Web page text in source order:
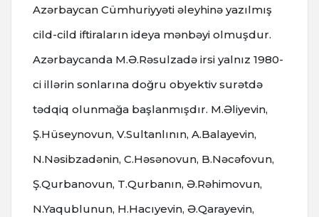
Azərbaycan Cümhuriyyəti əleyhinə yazılmış
cild-cild iftiraların ideya mənbəyi olmuşdur.
Azərbaycanda M.Ə.Rəsulzadə irsi yalnız 1980-
ci illərin sonlarına doğru obyektiv surətdə
tədqiq olunmağa başlanmışdır. M.Əliyevin,
Ş.Hüseynovun, V.Sultanlının, A.Balayevin,
N.Nəsibzadənin, C.Həsənovun, B.Nəcəfovun,
Ş.Qurbanovun, T.Qurbanın, Ə.Rəhimovun,
N.Yaqublunun, H.Hacıyevin, Ə.Qarayevin,